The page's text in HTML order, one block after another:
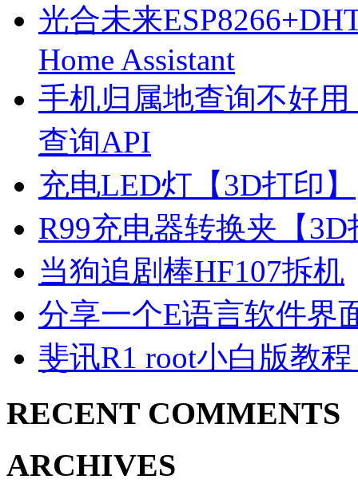
光合未来
Home Assistant
手机归属地查询不好
查询API
充电LED灯【3D打印】
R99充电器转换夹【3D
当狗追剧棒HF107拆机
分享一个E语言软件界
斐讯R1 root小白版教
RECENT COMMENTS
ARCHIVES